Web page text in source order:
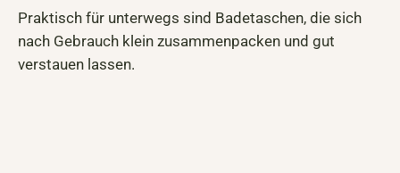
Praktisch für unterwegs sind Badetaschen, die sich
nach Gebrauch klein zusammenpacken und gut
verstauen lassen.